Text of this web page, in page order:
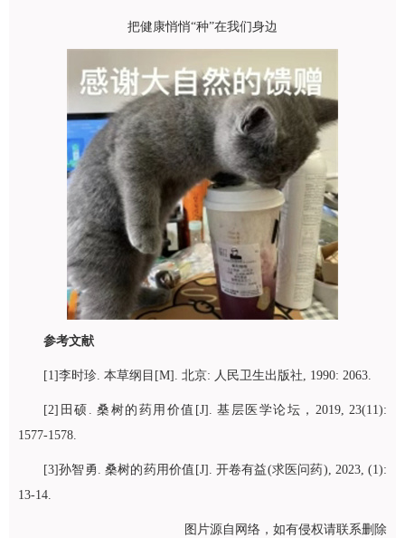
把健康悄悄“种”在我们身边
参考文献
[1]李时珍. 本草纲目[M]. 北京: 人民卫生出版社, 1990: 2063.
[2]田硕. 桑树的药用价值[J]. 基层医学论坛，2019, 23(11):
1577-1578.
[3]孙智勇. 桑树的药用价值[J]. 开卷有益(求医问药), 2023, (1):
13-14.
图片源自网络，如有侵权请联系删除